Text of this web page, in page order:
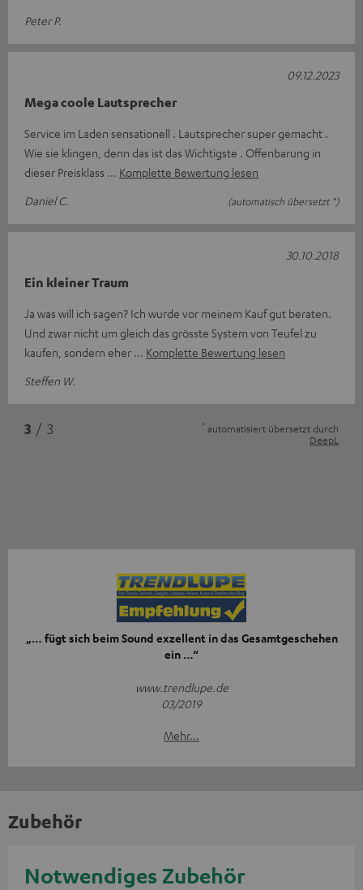
Peter P.
Mega coole Lautsprecher
Service im Laden sensationell . Lautsprecher super gemacht .
Wie sie klingen, denn das ist das Wichtigste . Offenbarung in
dieser Preisklass
Komplette Bewertung lesen
Daniel C.
(automatisch übersetzt *)
09.12.2023
Ein kleiner Traum
Ja was will ich sagen? Ich wurde vor meinem Kauf gut beraten.
Und zwar nicht um gleich das grösste System von Teufel zu
kaufen, sondern eher
Komplette Bewertung lesen
Steffen W.
30.10.2018
3 / 3 * automatisiert übersetzt durch
DeepL
„… fügt sich beim Sound exzellent in das Gesamtgeschehen
ein …“
www.trendlupe.de
03/2019
Mehr...
Zubehör
Notwendiges Zubehör